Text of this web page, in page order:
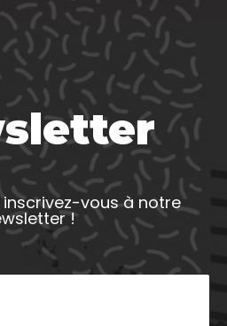
inscrivez-vous à notre
!